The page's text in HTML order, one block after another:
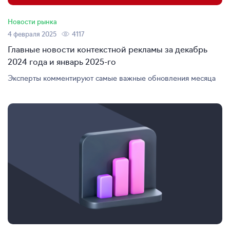
Новости рынка
4 февраля 2025
4117
Главные новости контекстной рекламы за декабрь
2024 года и январь 2025-го
Эксперты комментируют самые важные обновления месяца